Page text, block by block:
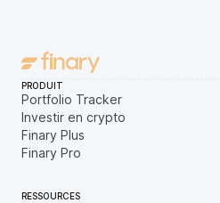
PRODUIT
Portfolio Tracker
Investir en crypto
Finary Plus
Finary Pro
RESSOURCES